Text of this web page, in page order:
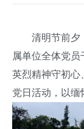
清明节前夕，
属单位全体党员
英烈精神守初心
党日活动，以缅